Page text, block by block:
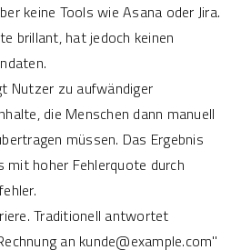
keine Tools wie Asana oder Jira.
brillant, hat jedoch keinen
Nutzer zu aufwändiger
die Menschen dann manuell
müssen. Das Ergebnis
hoher Fehlerquote durch
Traditionell antwortet
an kunde@example.com"